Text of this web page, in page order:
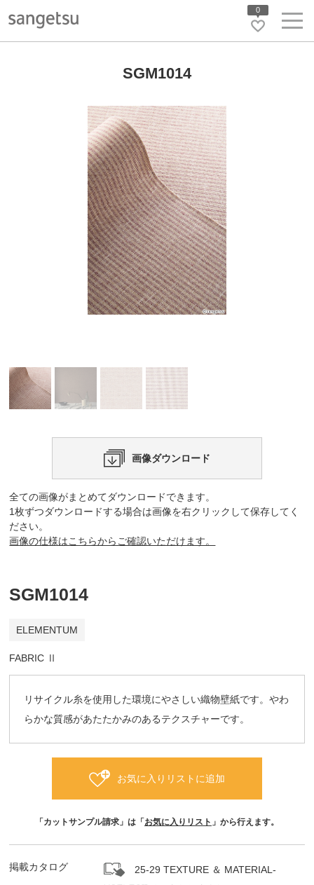
0
SGM1014
画像ダウンロード
全ての画像がまとめてダウンロードできます。
1枚ずつダウンロードする場合は画像を右クリックして保存してく
ださい。
画像の仕様はこちらからご確認いただけます。
SGM1014
ELEMENTUM
FABRIC Ⅱ
リサイクル糸を使用した環境にやさしい織物壁紙です。やわ
らかな質感があたたかみのあるテクスチャーです。
お気に入りリストに追加
「カットサンプル請求」は「 お気に入りリスト 」から行えます。
掲載カタログ
25-29 TEXTURE ＆ MATERIAL-